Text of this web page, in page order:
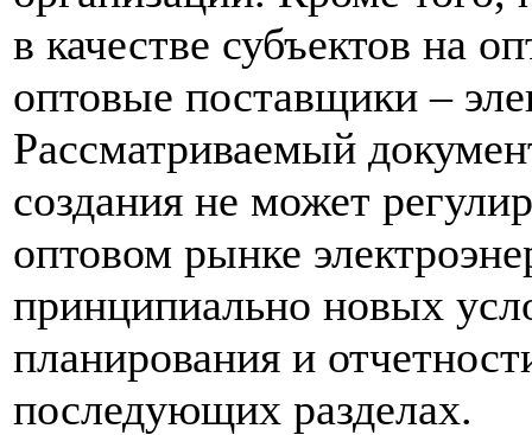
в качестве субъектов на
оптовые поставщики –
Рассматриваемый
создания не может
оптовом рынке
принципиально новых
планирования и
последующих разделах.